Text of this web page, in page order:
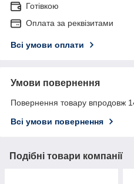
Готівкою
Оплата за реквізитами
Всі умови оплати
Умови повернення
Повернення товару впродовж
Всі умови повернення
Подібні товари компанії